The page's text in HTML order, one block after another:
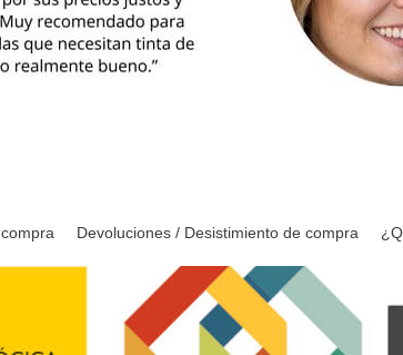
Devoluciones / Desistimiento de compra